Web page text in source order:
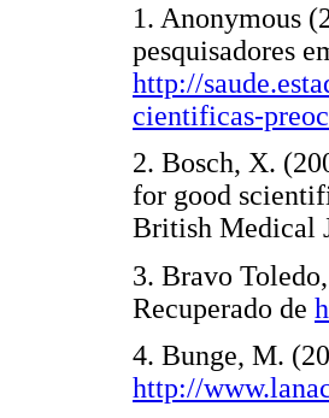
1. Anonymous
pesquisadores
http://
cientificas-
2. Bosch, X.
for good
British
3. Bravo
Recuperado de
4. Bunge, M.
http://